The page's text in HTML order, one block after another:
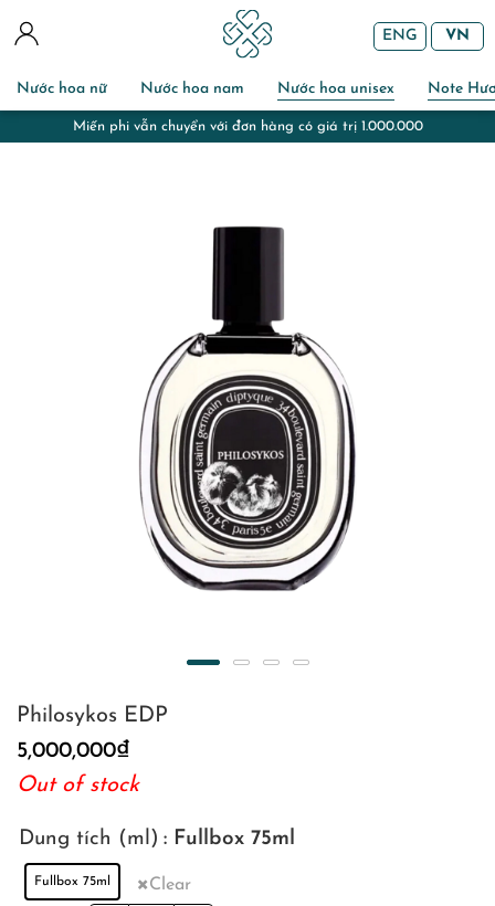
Nước hoa nữ Nước hoa nam Nước hoa unisex Note
ENG VN
Miễn phí gói quà và chuẩn bị thiệp với đơn
Philosykos EDP
5,000,000₫
Out of stock
Dung tích (ml) : Fullbox 75ml
Fullbox 75ml Clear